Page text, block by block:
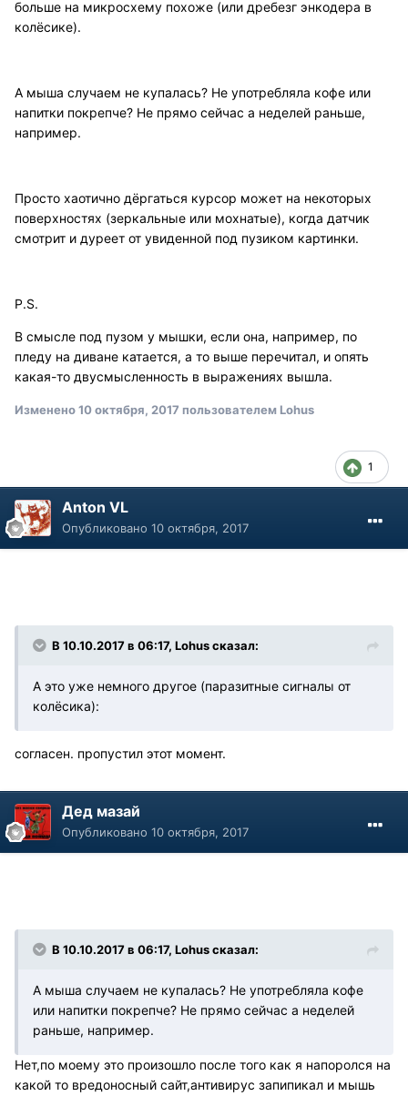
больше на микросхему похоже (или дребезг энкодера в
колёсике).
А мыша случаем не купалась? Не употребляла кофе или
напитки покрепче? Не прямо сейчас а неделей раньше,
например.
Просто хаотично дёргаться курсор может на некоторых
поверхностях (зеркальные или мохнатые), когда датчик
смотрит и дуреет от увиденной под пузиком картинки.
P.S.
В смысле под пузом у мышки, если она, например, по
пледу на диване катается, а то выше перечитал, и опять
какая-то двусмысленность в выражениях вышла.
Изменено10 октября, 2017 пользователем Lohus
1
Anton VL
Опубликовано 10 октября, 2017
В 10.10.2017 в 06:17, Lohus сказал:
А это уже немного другое (паразитные сигналы от
колёсика):
согласен. пропустил этот момент.
Дед мазай
Опубликовано 10 октября, 2017
В 10.10.2017 в 06:17, Lohus сказал:
А мыша случаем не купалась? Не употребляла кофе
или напитки покрепче? Не прямо сейчас а неделей
раньше, например.
Нет,по моему это произошло после того как я напоролся на
какой то вредоносный сайт,антивирус запипикал и мышь